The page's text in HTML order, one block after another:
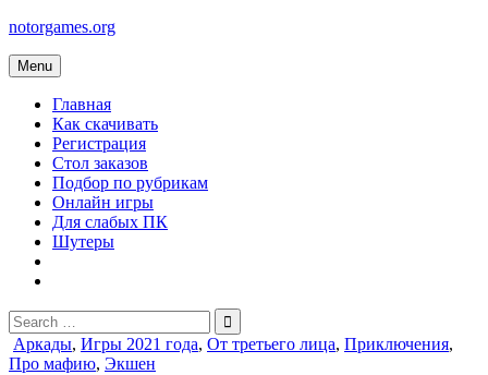
Skip
content
notorgames.org
Menu
Главная
Как скачивать
Регистрация
Стол заказов
Подбор по рубрикам
Онлайн игры
Для слабых ПК
Шутеры
Search
for:
Posted
in
Аркады, Игры 2021 года, От третьего лица, Приключения,
Про мафию, Экшен